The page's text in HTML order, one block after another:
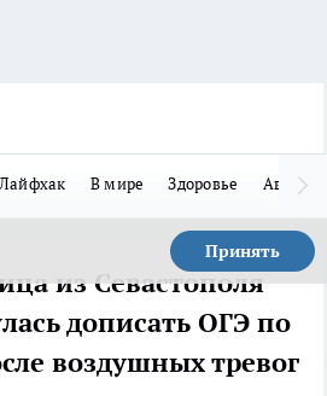
Лайфхак В мире Здоровье Авто
Принять
из Севастополя
дописать ОГЭ по
воздушных тревог